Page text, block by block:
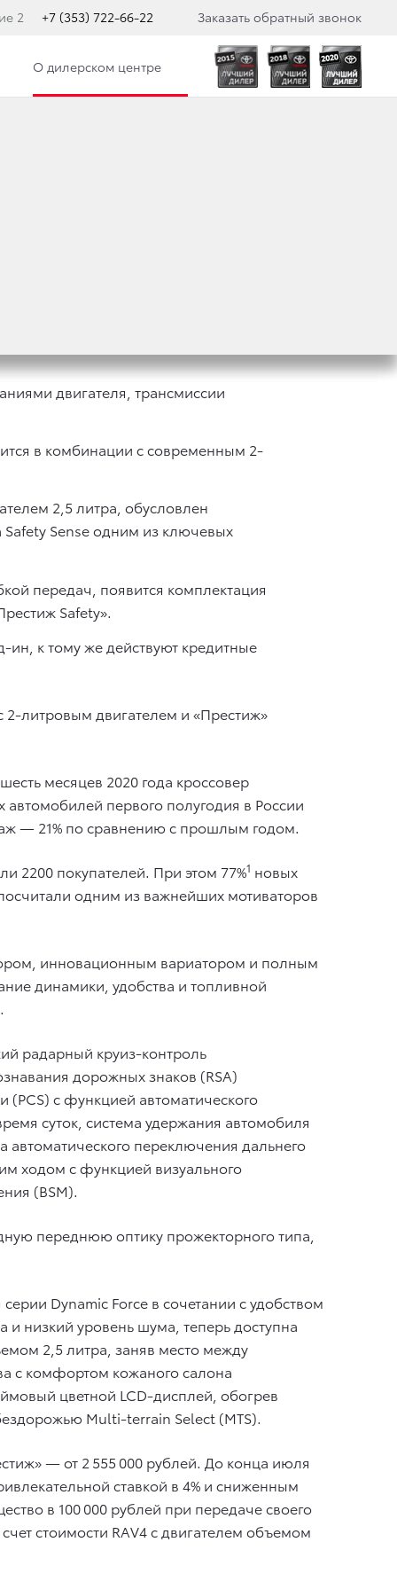
2 +7 (353) 722-66-22 Заказать обратный звонок
О дилерском центре
двигателя, трансмиссии
в комбинации с современным 2-
2,5 литра, обусловлен
Safety Sense одним из ключевых
передач, появится комплектация
Safety».
ин, к тому же действуют кредитные
2-литровым двигателем и «Престиж»
месяцев 2020 года кроссовер
первого полугодия в России
— 21% по сравнению с прошлым годом.
2200 покупателей. При этом 77%1 новых
одним из важнейших мотиваторов
инновационным вариатором и полным
динамики, удобства и топливной
радарный круиз-контроль
дорожных знаков (RSA)
с функцией автоматического
суток, система удержания автомобиля
переключения дальнего
ходом с функцией визуального
(BSM).
переднюю оптику прожекторного типа,
Dynamic Force в сочетании с удобством
низкий уровень шума, теперь доступна
2,5 литра, заняв место между
с комфортом кожаного салона
цветной LCD-дисплей, обогрев
Multi-terrain Select (MTS).
— от 2 555 000 рублей. До конца июля
ставкой в 4% и сниженным
в 100 000 рублей при передаче своего
стоимости RAV4 с двигателем объемом